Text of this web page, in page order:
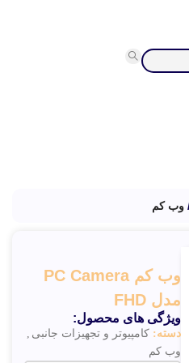
وب کم
وب کم PC Camera
مدل FHD
ویژگی های محصول:
دسته: کامپیوتر و تجهیزات جانبی ,
وب کم